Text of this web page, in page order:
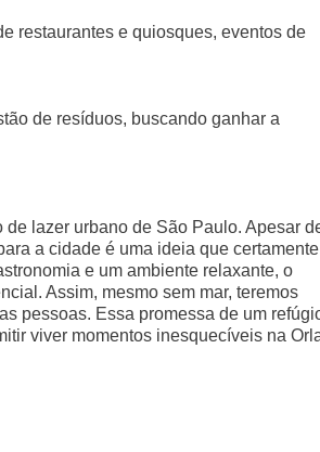
restaurantes e quiosques, eventos de
de resíduos, buscando ganhar a
lazer urbano de São Paulo. Apesar
a cidade é uma ideia que certamente
e um ambiente relaxante, o
Assim, mesmo sem mar, teremos
pessoas. Essa promessa de um
viver momentos inesquecíveis na